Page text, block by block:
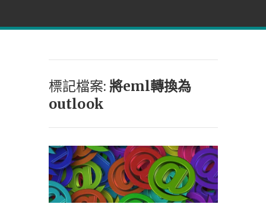
標記檔案: 將eml轉換為
outlook